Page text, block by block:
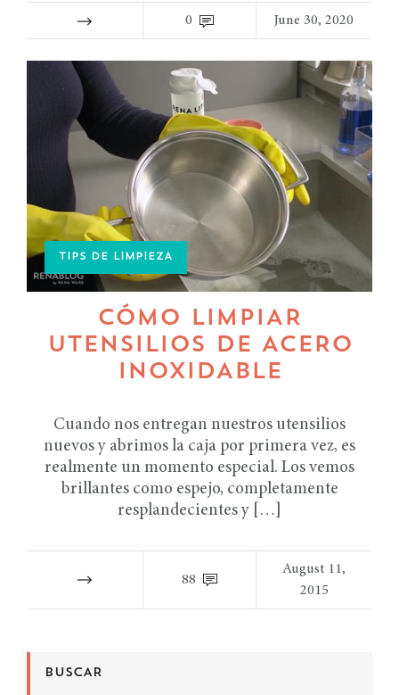
0 June 30, 2020
TIPS DE LIMPIEZA
CÓMO LIMPIAR
UTENSILIOS DE ACERO
INOXIDABLE
Cuando nos entregan nuestros utensilios
nuevos y abrimos la caja por primera vez, es
realmente un momento especial. Los vemos
brillantes como espejo, completamente
resplandecientes y […]
88
August 11,
2015
BUSCAR